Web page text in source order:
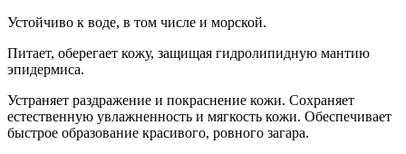
Устойчиво к воде, в том числе и морской.
Питает, оберегает кожу, защищая гидролипидную мантию
эпидермиса.
Устраняет раздражение и покраснение кожи. Сохраняет
естественную увлажненность и мягкость кожи. Обеспечивает
быстрое образование красивого, ровного загара.